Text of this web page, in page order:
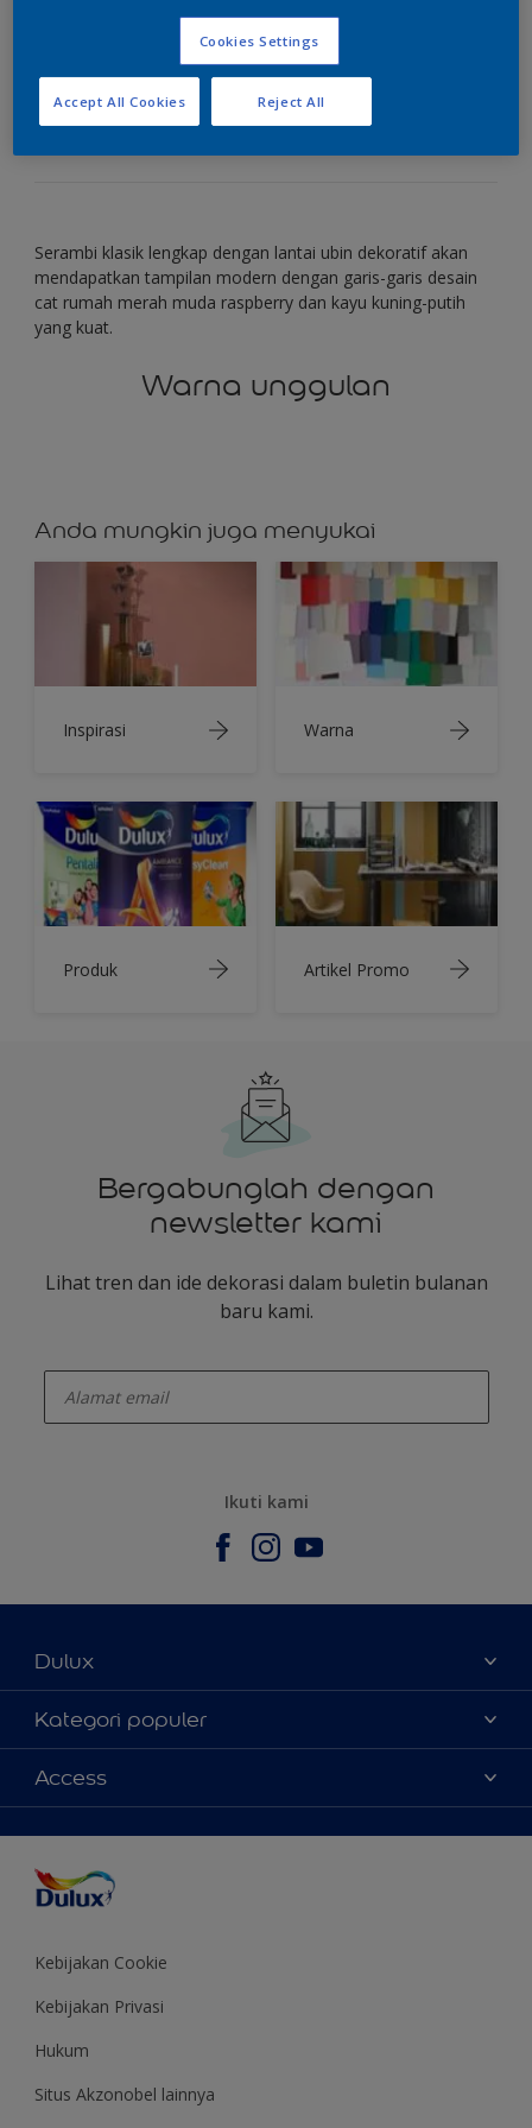
Garis-garis lebar merah muda raspberry memberi
rasa segar dan modern.
Serambi klasik lengkap dengan lantai ubin dekoratif akan
mendapatkan tampilan modern dengan garis-garis desain
cat rumah merah muda raspberry dan kayu kuning-putih
yang kuat.
Warna unggulan
Anda mungkin juga menyukai
Inspirasi Warna
Produk Artikel Promo
Bergabunglah dengan
newsletter kami
Lihat tren dan ide dekorasi dalam buletin bulanan
baru kami.
Ikuti kami
Dulux
Tentang Kami
Contact us
Temukan toko
Kategori populer
Warna
Produk
Inspirasi
Saran Mendekorasi
Colour of the Year
Access
Kebijakan Cookie
Kebijakan Privasi
Hukum
Situs Akzonobel lainnya
Cookies Settings
Reject All
Accept All Cookies